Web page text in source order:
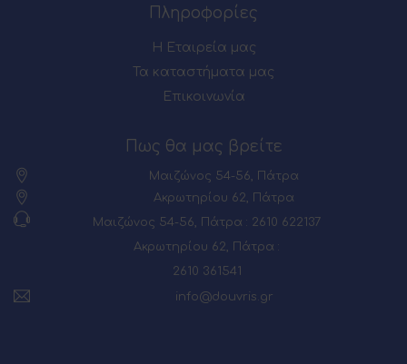
Πληροφορίες
Η Εταιρεία μας
Τα καταστήματα μας
Επικοινωνία
Πως θα μας βρείτε
Μαιζώνος 54-56, Πάτρα
Ακρωτηρίου 62, Πάτρα
Μαιζώνος 54-56, Πάτρα : 2610 622137
Ακρωτηρίου 62, Πάτρα :
2610 361541
info@douvris.gr